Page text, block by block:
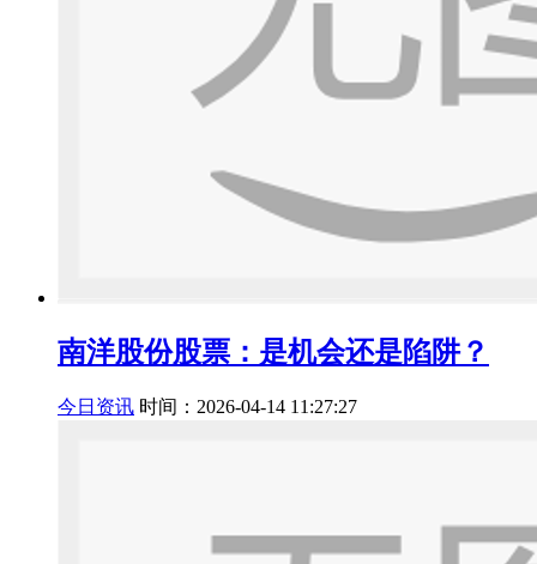
南洋股份股票：是机会还是陷阱？
今日资讯 时间：2026-04-14 11:27:27